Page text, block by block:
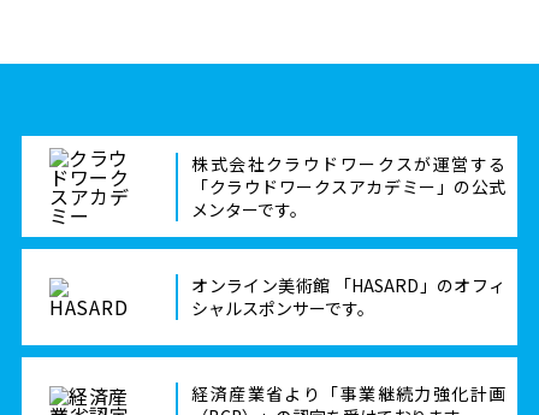
株式会社クラウドワークスが運営する
「クラウドワークスアカデミー」の公式
メンターです。
オンライン美術館 「HASARD」のオフィ
シャルスポンサーです。
経済産業省より「事業継続力強化計画